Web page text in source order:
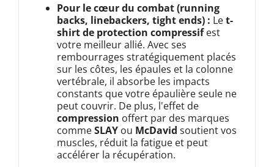
Pour le cœur du combat (running
backs, linebackers, tight ends) : Let-
shirt de protection compressifest
votre meilleur allié. Avec ses
rembourrages stratégiquement placés
sur les côtes, les épaules et la colonne
vertébrale, il absorbe les impacts
constants que votre épaulière seule ne
peut couvrir. De plus, l'effet de
compression offert par des marques
commeSLAY ou McDavid soutient vos
muscles, réduit la fatigue et peut
accélérer la récupération.